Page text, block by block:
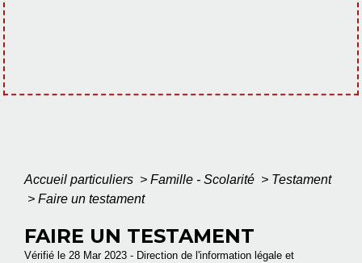
Accueil particuliers > Famille - Scolarité > Testament
> Faire un testament
FAIRE UN TESTAMENT
Vérifié le 28 Mar 2023 - Direction de l'information légale et